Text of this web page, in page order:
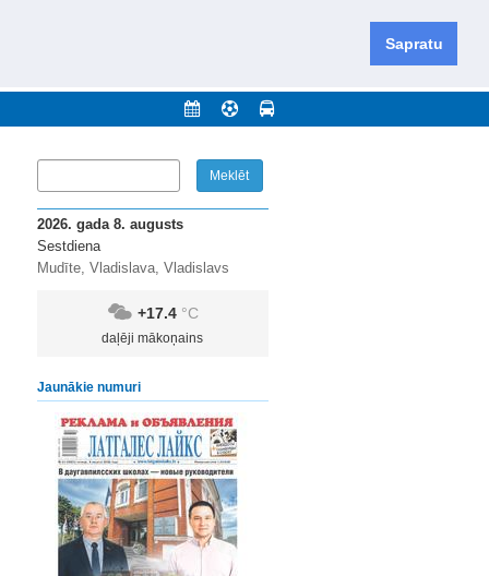
Sapratu
novadu un apkārtējos novadus un pilsētas.
2026. gada 8. augusts
Sestdiena
Mudīte, Vladislava, Vladislavs
+17.4 °C
daļēji mākoņains
Jaunākie numuri